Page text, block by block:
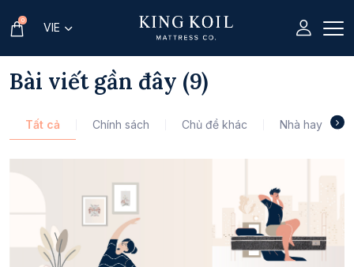
0
VIE
Bài viết gần đây (9)
Tất cả Chính sách Chủ đề khác Nhà hay